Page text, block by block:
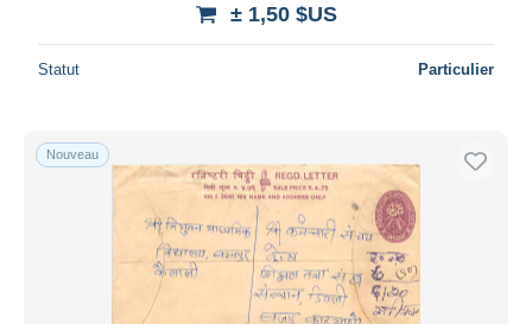
Appliquer
± 1,50 $US
Statut Particulier
Nouveau